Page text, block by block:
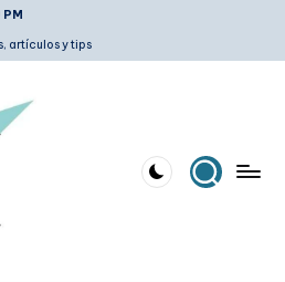
PM
artículos y tips